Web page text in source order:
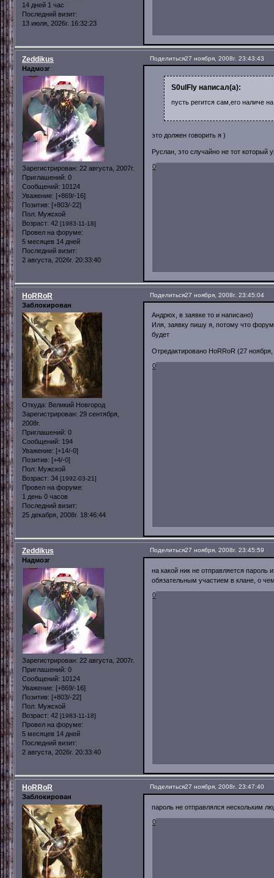
14 дней 1 час
Последний визит:
13 июля, 2026г. 16:32:23
Поделиться27 ноября, 2008г. 23:43:43
Zeddikus
Надмозг
Зарегистрирован: 22 августа, 2007г.
Приглашений: 0
Сообщений: 10124
Уважение: [+869/-16]
Позитив: [+803/-22]
Пол: Мужской
Возраст: 42 [1983-11-18]
Провел на форуме:
5 месяцев 14 дней
Последний визит:
2 августа, 2026г. 20:33:40
S0ulFly написал(а):
пусть регится сам,его наличе
это должен говорить я )
Руслан, это случайно не тот
0
Поделиться27 ноября, 2008г. 23:45:04
HoRRoR
Заблокирован
Откуда: Великий Новгород
Зарегистрирован: 29 сентября,
2008г.
Приглашений: 0
Сообщений: 194
Уважение: [+14/-0]
Позитив: [+4/-0]
Пол: Мужской
Возраст: 34 [1992-03-21]
Провел на форуме:
1 день 0 часов
Последний визит:
25 декабря, 2008г. 18:46:44
Андрюх, в заявке то и написано)
Иля, заявку пишу я, потому что
будет
Отредактировано HoRRoR (27 ноября,
0
Поделиться27 ноября, 2008г. 23:45:59
Zeddikus
Надмозг
Зарегистрирован: 22 августа, 2007г.
Приглашений: 0
Сообщений: 10124
Уважение: [+869/-16]
Позитив: [+803/-22]
Пол: Мужской
Возраст: 42 [1983-11-18]
Провел на форуме:
5 месяцев 14 дней
Последний визит:
2 августа, 2026г. 20:33:40
на какой ник не отправляется пароль
обязательным участием в клане, о
0
Поделиться27 ноября, 2008г. 23:47:40
HoRRoR
Заблокирован
пароль не отправлялся нескольким
0